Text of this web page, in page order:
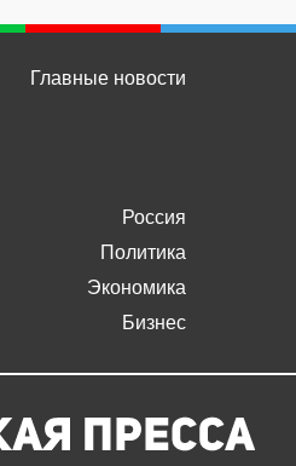
Главные новости
Россия
Политика
Экономика
Бизнес